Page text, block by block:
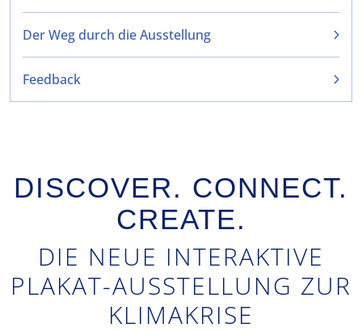
Der Weg durch die Ausstellung
Feedback
DISCOVER. CONNECT.
CREATE.
DIE NEUE INTERAKTIVE
PLAKAT-AUSSTELLUNG ZUR
KLIMAKRISE